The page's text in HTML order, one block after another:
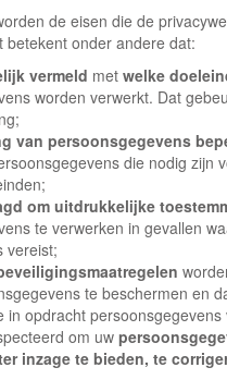
de eisen die de
betekent onder andere dat:
vermeld met welke
worden verwerkt. Dat
van persoonsgegevens
die nodig zijn
om uitdrukkelijke
te verwerken in gevallen
vereist;
te beschermen en
in opdracht persoonsgegevens
om uw
inzage te bieden, te